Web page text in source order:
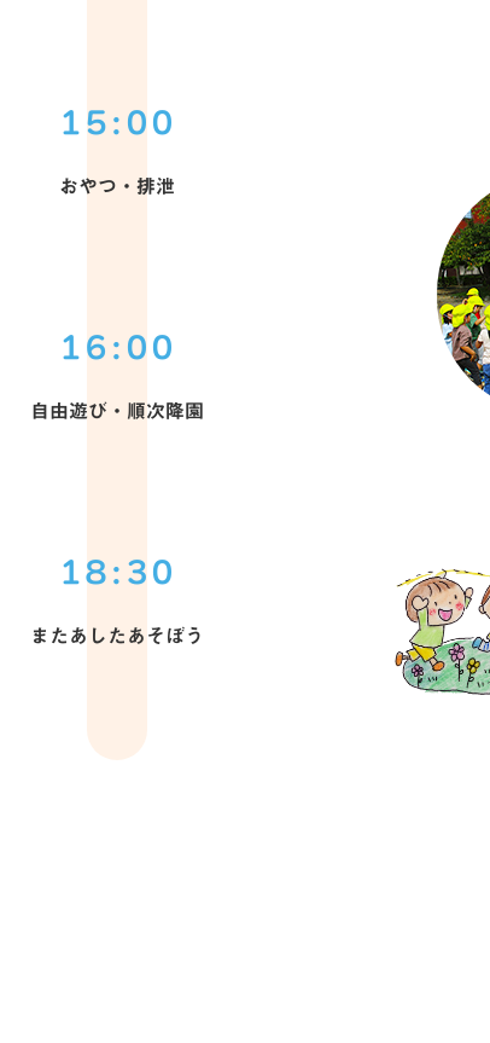
15:00
おやつ・排泄
16:00
自由遊び・順次降園
18:30
またあしたあそぼう